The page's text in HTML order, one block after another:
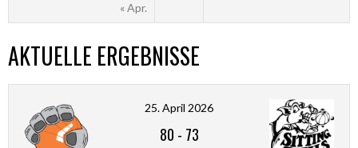
« Apr.
AKTUELLE ERGEBNISSE
25. April 2026
80 - 73